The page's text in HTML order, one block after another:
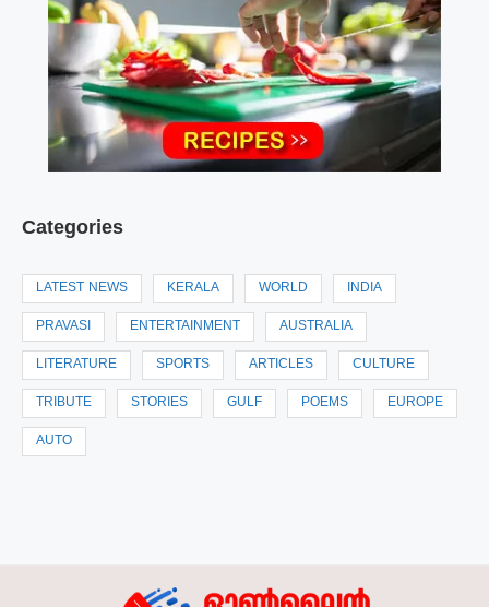
Categories
LATEST NEWS KERALA WORLD INDIA
PRAVASI ENTERTAINMENT AUSTRALIA
LITERATURE SPORTS ARTICLES CULTURE
TRIBUTE STORIES GULF POEMS EUROPE
AUTO